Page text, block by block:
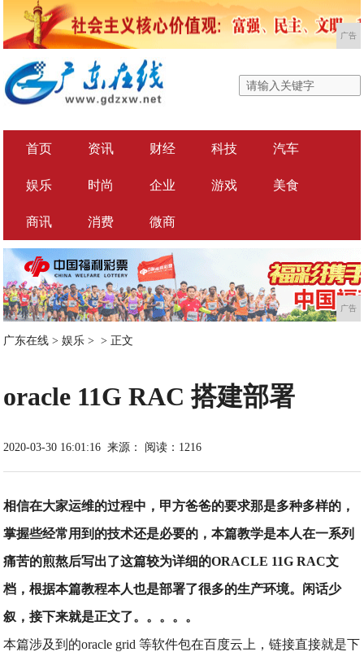
广告
首页 资讯 财经 科技 汽车
娱乐 时尚 企业 游戏 美食
商讯 消费 微商
广告
广东在线 >娱乐 > > 正文
oracle 11G RAC 搭建部署
2020-03-30 16:01:16 来源： 阅读：1216
相信在大家运维的过程中，甲方爸爸的要求那是多种多样的，
掌握些经常用到的技术还是必要的，本篇教学是本人在一系列
痛苦的煎熬后写出了这篇较为详细的ORACLE 11G RAC文
档，根据本篇教程本人也是部署了很多的生产环境。闲话少
叙，接下来就是正文了。。。。。
本篇涉及到的oracle grid 等软件包在百度云上，链接直接就是下